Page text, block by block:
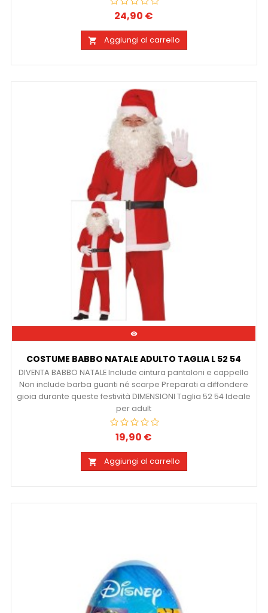
Prezzo
24,90 €
 Aggiungi al carrello

COSTUME BABBO NATALE ADULTO TAGLIA L 52 54
DIVENTA BABBO NATALE Include cintura pantaloni e cappello
Non include barba guanti né scarpe Preparati a diffondere
gioia durante queste festività DIMENSIONI Taglia 52 54 Ideale
per adult
Prezzo
19,90 €
 Aggiungi al carrello